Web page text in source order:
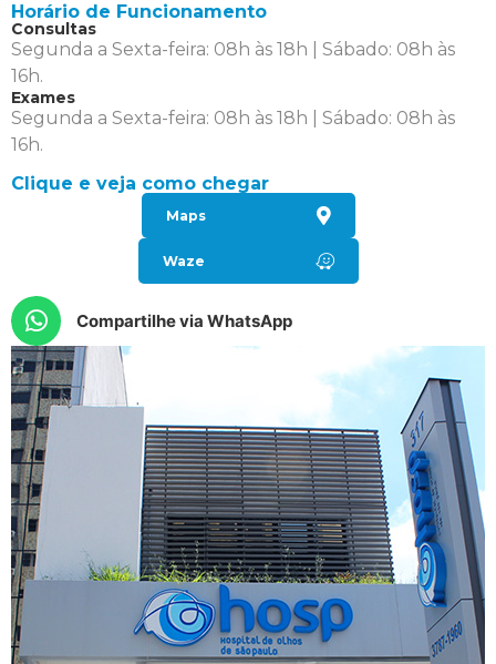
Horário de Funcionamento
Consultas
Segunda a Sexta-feira: 08h às 18h | Sábado: 08h às
16h.
Exames
Segunda a Sexta-feira: 08h às 18h | Sábado: 08h às
16h.
Clique e veja como chegar
Maps
Waze
Compartilhe via WhatsApp